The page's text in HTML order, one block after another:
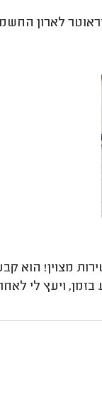
מצוין! הוא
ויעץ לי